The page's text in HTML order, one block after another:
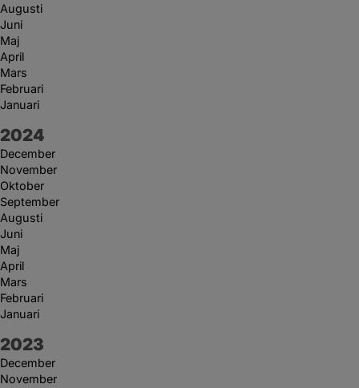
Augusti
Juni
Maj
April
Mars
Februari
Januari
År:
2024
December
November
Oktober
September
Augusti
Juni
Maj
April
Mars
Februari
Januari
År:
2023
December
November